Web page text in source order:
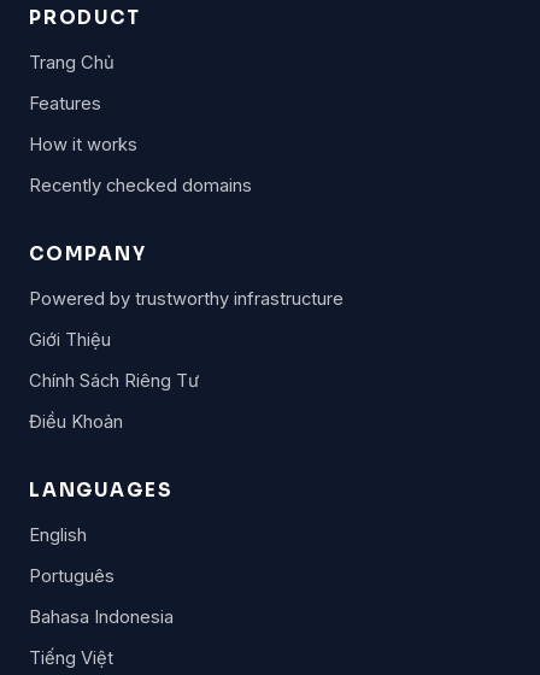
PRODUCT
Trang Chủ
Features
How it works
Recently checked domains
COMPANY
Powered by trustworthy infrastructure
Giới Thiệu
Chính Sách Riêng Tư
Điều Khoản
LANGUAGES
English
Português
Bahasa Indonesia
Tiếng Việt